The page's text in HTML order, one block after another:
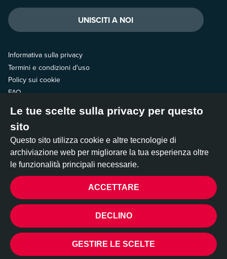
Che cos'è All Out?
UNISCITI A NOI
Informativa sulla privacy
Termini e condizioni d'uso
Policy sui cookie
FAQ
Contattaci
Seguici
All Out è gestita da due organizzazioni non profit statunitensi: All Out
Action Fund, Inc., una 501(c)(4), e All Out Impact Fund, Inc. una 501(c)(3).
©2026 All Out
Realizzato da
Le tue scelte sulla privacy per questo
sito
Questo sito utilizza cookie e altre tecnologie di
archiviazione web per migliorare la tua esperienza oltre
le funzionalità principali necessarie.
ACCETTARE
DECLINO
GESTIRE LE SCELTE